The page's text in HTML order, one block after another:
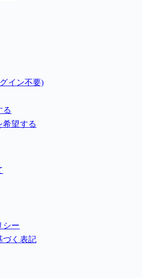
イン不要)
る
希望する
シー
づく表記